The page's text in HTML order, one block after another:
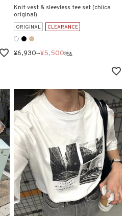
Knit vest & sleevless tee set (chiica
original)
ORIGINAL CLEARANCE
¥6,930→¥5,500税込